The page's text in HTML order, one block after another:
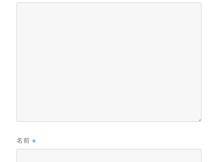
名前※